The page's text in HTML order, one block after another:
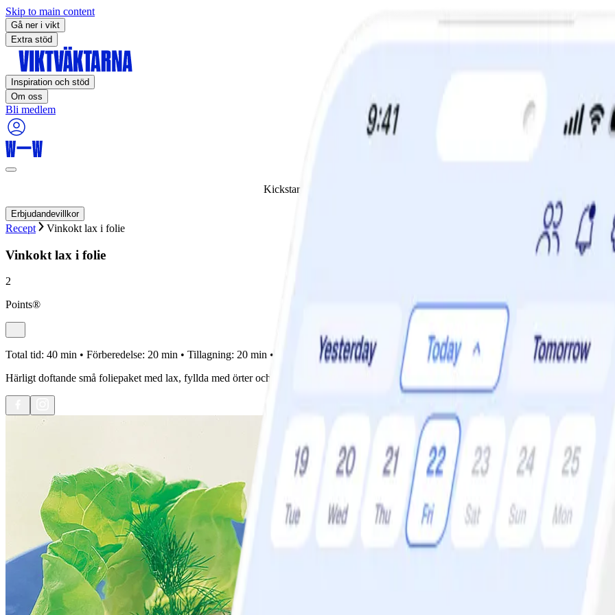
Skip to main content
Gå ner i vikt
Extra stöd
Inspiration och stöd
Om oss
Bli medlem
Kickstarta din viktminskningsresa nu! Spara 50% när du tecknar 12 månaders
Erbjudandevillkor
Recept Vinkokt lax i folie
Vinkokt lax i folie
2
Points®
Total tid: 40 min • Förberedelse: 20 min • Tillagning: 20 min • 4 •Svårighetsgrad:Lätt
Härligt doftande små foliepaket med lax, fyllda med örter och vin. Vinet kokar givetvis bort så den är fullt barnsäker. Kan inte bli mycket